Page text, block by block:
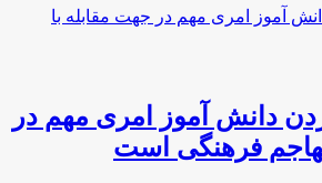
دانش آموز امری مهم در
فرهنگی است